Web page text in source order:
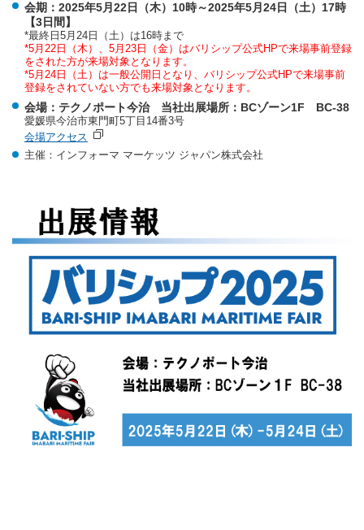
会期：2025年5月22日（木）10時～2025年5月24日（土）17時
【3日間】
*最終日5月24日（土）は16時まで
*5月22日（木）、5月23日（金）はバリシップ公式HPで来場事前登録
をされた方が来場対象となります。
*5月24日（土）は一般公開日となり、バリシップ公式HPで来場事前
登録をされていない方でも来場対象となります。
会場：テクノポート今治 当社出展場所：BCゾーン1F BC-38
愛媛県今治市東門町5丁目14番3号
会場アクセス
主催：インフォーマ マーケッツ ジャパン株式会社